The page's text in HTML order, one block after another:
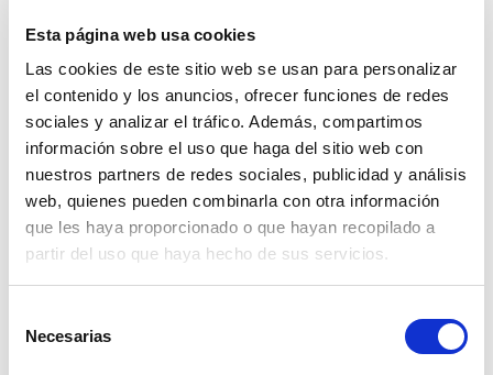
Esta página web usa cookies
Las cookies de este sitio web se usan para personalizar
el contenido y los anuncios, ofrecer funciones de redes
sociales y analizar el tráfico. Además, compartimos
información sobre el uso que haga del sitio web con
nuestros partners de redes sociales, publicidad y análisis
web, quienes pueden combinarla con otra información
que les haya proporcionado o que hayan recopilado a
partir del uso que haya hecho de sus servicios.
Necesarias
paciente ya que compartimos su enfermedad con él
acompañaremos en los cambios que está
experimentando, tanto física como emocionalmente.
La satisfacción del cuidado bien hecho será nuestra
mayor recompensa.
Marcar como artículo favorito